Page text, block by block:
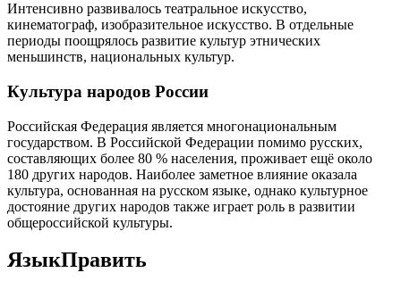
Интенсивно развивалось театральное искусство,
кинематограф, изобразительное искусство. В отдельные
периоды поощрялось развитие культур этнических
меньшинств, национальных культур.
Культура народов России
Российская Федерация является многонациональным
государством. В Российской Федерации помимо русских,
составляющих более 80 % населения, проживает ещё около
180 других народов. Наиболее заметное влияние оказала
культура, основанная на русском языке, однако культурное
достояние других народов также играет роль в развитии
общероссийской культуры.
ЯзыкПравить